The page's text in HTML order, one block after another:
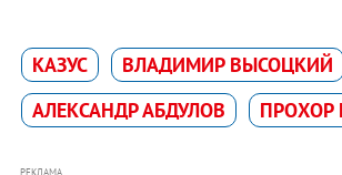
КАЗУС
ВЛАДИМИР ВЫСОЦКИЙ
АЛЕКСАНДР АБДУЛОВ
РЕКЛАМА